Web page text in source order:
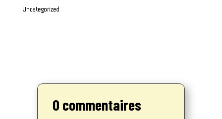
Uncategorized
0 commentaires